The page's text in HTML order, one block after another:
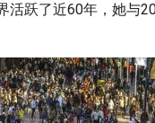
活跃了近60年，她与